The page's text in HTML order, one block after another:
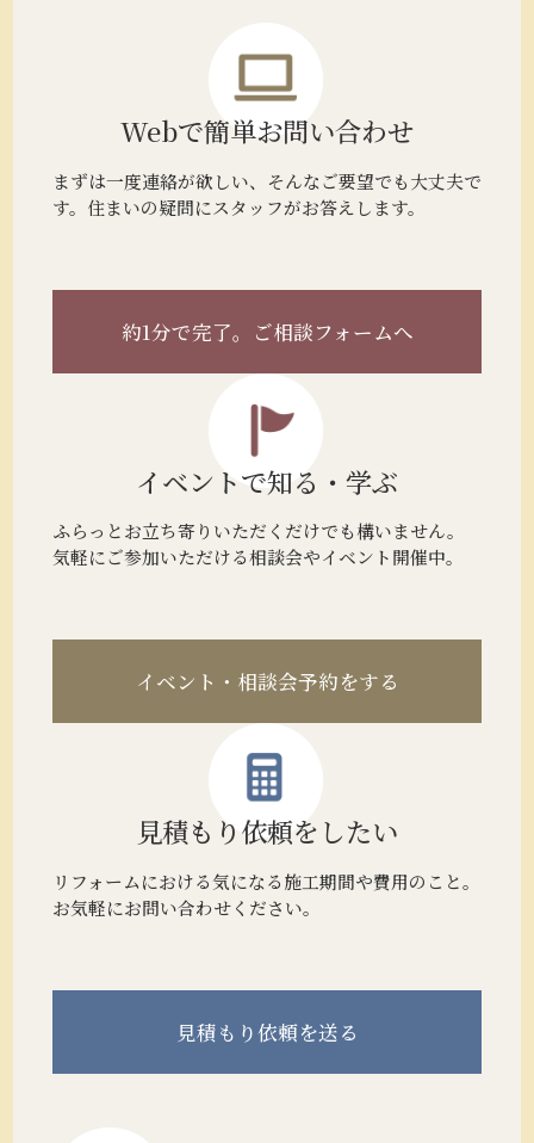
Webで簡単お問い合わせ
まずは一度連絡が欲しい、そんなご要望でも大丈夫で
す。住まいの疑問にスタッフがお答えします。
約1分で完了。 ご相談フォームへ
イベントで知る・学ぶ
ふらっとお立ち寄りいただくだけでも構いません。
気軽にご参加いただける相談会やイベント開催中。
イベント・相談会予約をする
見積もり依頼をしたい
リフォームにおける気になる施工期間や費用のこと。
お気軽にお問い合わせください。
見積もり依頼を送る